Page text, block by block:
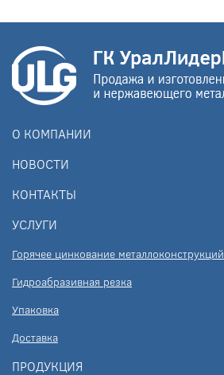
О КОМПАНИИ
НОВОСТИ
КОНТАКТЫ
УСЛУГИ
Горячее цинкование металлоконструкций
Гидроабразивная резка
Упаковка
Доставка
ПРОДУКЦИЯ